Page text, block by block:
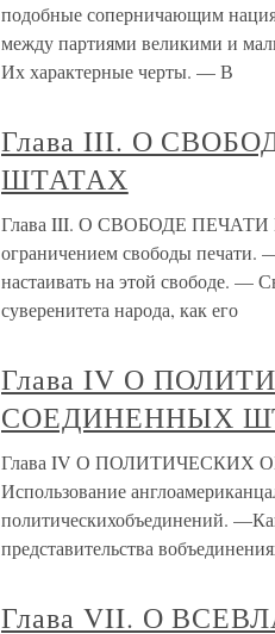
подобные соперничающим
между партиями великими и
Их характерные черты. — В
Глава III. О
ШТАТАХ
Глава III. О СВОБОДЕ
ограничением свободы
настаивать на этой свободе. —
суверенитета народа, как его
Глава IV О
СОЕДИНЕННЫХ
Глава IV О
Использование
политическихобъединений.
представительства
Глава VII. О